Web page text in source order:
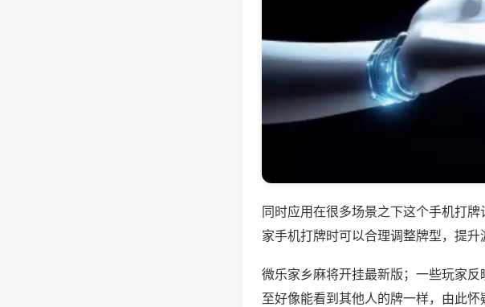
同时应用在很多场景之下这个手机打
家手机打牌时可以合理调整牌型，提升
微乐家乡麻将开挂最新版；一些玩家
至好像能看到其他人的牌一样，由此